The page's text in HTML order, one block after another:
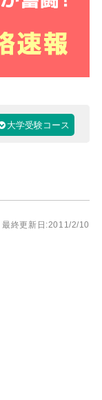
大学受験コース
最終更新日:2011/2/10